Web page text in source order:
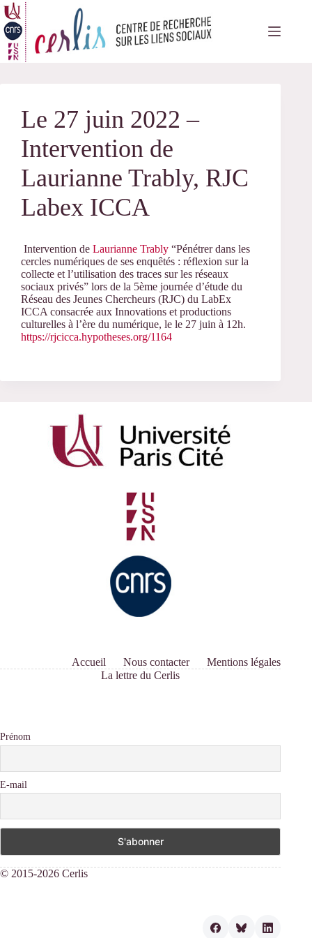
Passer
au
contenu
Le 27 juin 2022 –
Intervention de
Laurianne Trably, RJC
Labex ICCA
Intervention de Laurianne Trably “Pénétrer dans les
cercles numériques de ses enquêtés : réflexion sur la
collecte et l’utilisation des traces sur les réseaux
sociaux privés” lors de la 5ème journée d’étude du
Réseau des Jeunes Chercheurs (RJC) du LabEx
ICCA consacrée aux Innovations et productions
culturelles à l’ère du numérique, le le 27 juin à 12h.
https://rjcicca.hypotheses.org/1164
Accueil Nous contacter
Mentions légales
La lettre du Cerlis
Prénom
E-mail
© 2015-2026 Cerlis